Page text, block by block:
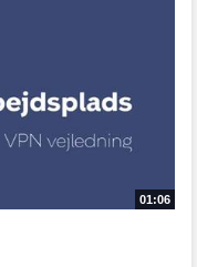
01:06